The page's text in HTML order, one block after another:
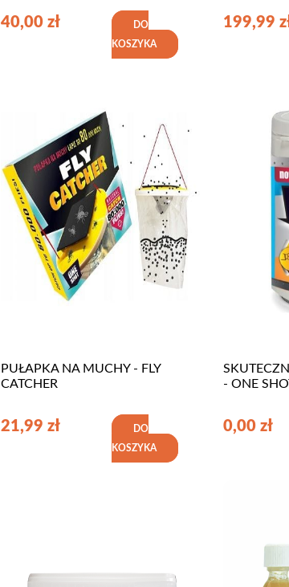
40,00 zł
DO
KOSZYKA
199,99
PUŁAPKA NA MUCHY - FLY
CATCHER
21,99 zł
DO
KOSZYKA
- ONE
0,00 zł